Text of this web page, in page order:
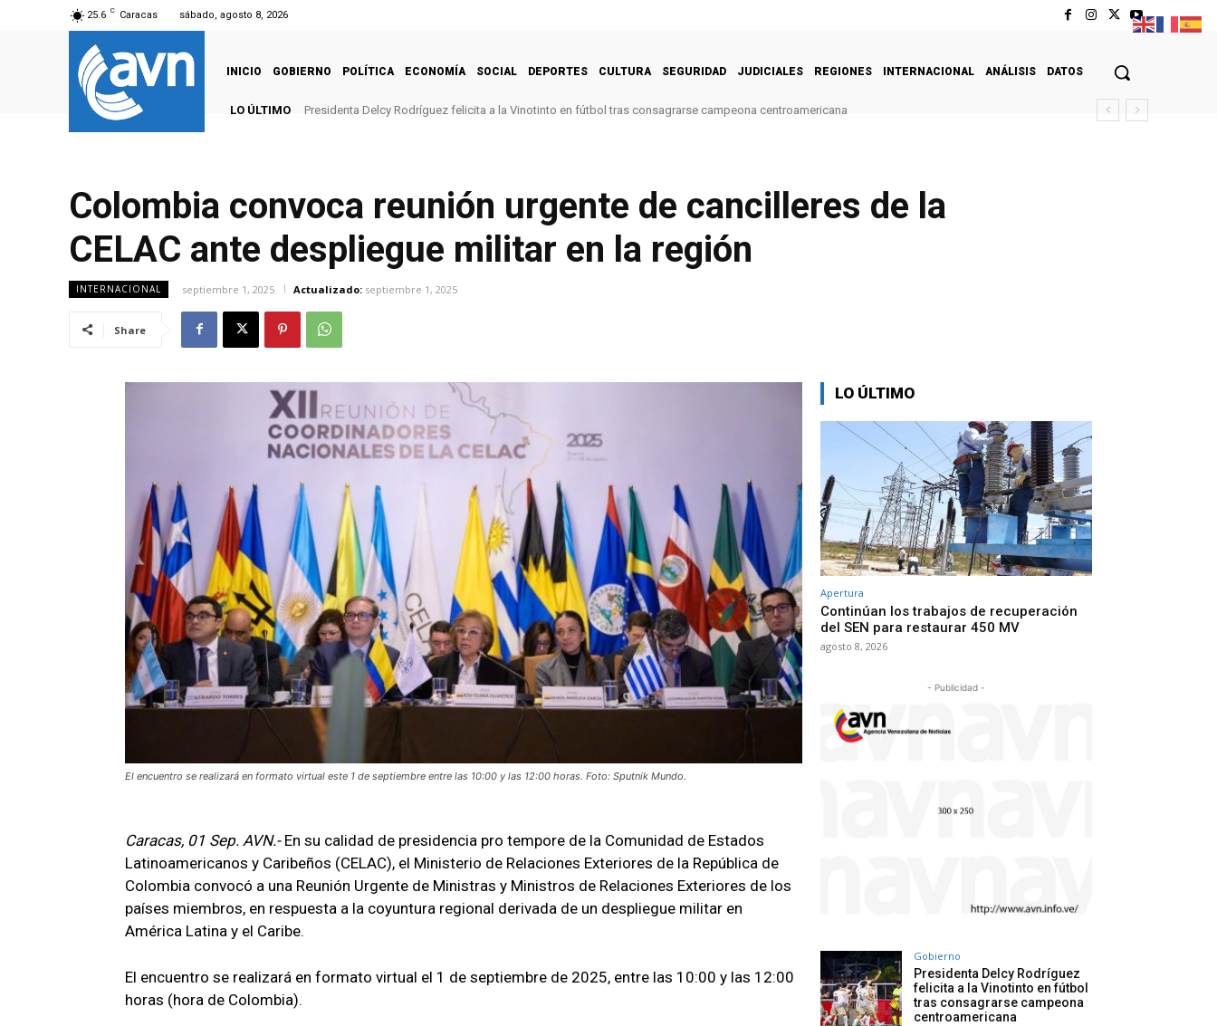
25.6 C Caracas sábado, agosto 8, 2026
INICIO GOBIERNO POLÍTICA ECONOMÍA SOCIAL DEPORTES CULTURA SEGURIDAD JUDICIALES REGIONES INTERNACIONAL ANÁLISIS DATOS
LO ÚLTIMO Presidenta Delcy Rodríguez felicita a la Vinotinto en fútbol tras consagrarse campeona centroamericana
Colombia convoca reunión urgente de cancilleres de la
CELAC ante despliegue militar en la región
INTERNACIONAL septiembre 1, 2025 Actualizado: septiembre 1, 2025
Share
El encuentro se realizará en formato virtual este 1 de septiembre entre las 10:00 y las 12:00 horas. Foto: Sputnik Mundo.
Caracas, 01 Sep. AVN.- En su calidad de presidencia pro tempore de la Comunidad de Estados
Latinoamericanos y Caribeños (CELAC), el Ministerio de Relaciones Exteriores de la República de
Colombia convocó a una Reunión Urgente de Ministras y Ministros de Relaciones Exteriores de los
países miembros, en respuesta a la coyuntura regional derivada de un despliegue militar en
América Latina y el Caribe.
El encuentro se realizará en formato virtual el 1 de septiembre de 2025, entre las 10:00 y las 12:00
horas (hora de Colombia).
LO ÚLTIMO
Apertura
Continúan los trabajos de recuperación
del SEN para restaurar 450 MV
agosto 8, 2026
- Publicidad -
Gobierno
Presidenta Delcy Rodríguez
felicita a la Vinotinto en fútbol
tras consagrarse campeona
centroamericana